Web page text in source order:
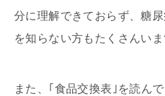
分に理解できておらず、糖
を知らない方もたくさんいま
また、｢食品交換表｣を読ん